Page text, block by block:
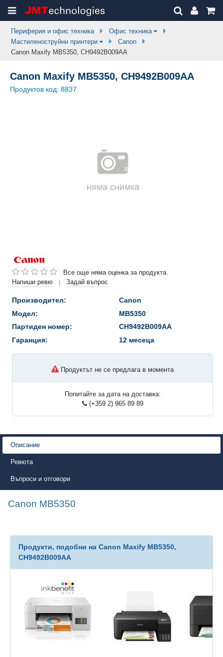
Периферия и офис техника
Офис техника
Мастиленоструйни принтери
Canon
Canon Maxify MB5350, CH9492B009AA
Canon Maxify MB5350, CH9492B009AA
Продуктов код: 8837
Все още няма оценка за продукта.
Напиши ревю
| Задай въпрос
Производител:
Canon
Модел:
MB5350
Партиден номер:
CH9492B009AA
Гаранция:
12 месеца
Продуктът не се предлага в момента
Попитайте за дата на доставка:
(+359 2) 965 89 89
Описание
Ревюта
Въпроси и отговори
Canon MB5350
Продукти, подобни на Canon Maxify MB5350,
CH9492B009AA